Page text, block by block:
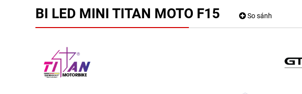
BI LED MINI TITAN MOTO F15 So sánh